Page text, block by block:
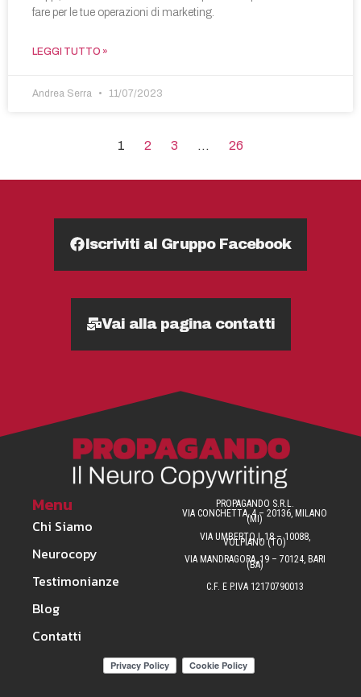
fare per le tue operazioni di marketing.
LEGGI TUTTO »
Andrea Serra 11/07/2023
1 2 3 … 26
Iscriviti al Gruppo Facebook
Vai alla pagina contatti
Menu
Chi Siamo
Neurocopy
Testimonianze
Blog
Contatti
PROPAGANDO S.R.L.
VIA CONCHETTA, 4 – 20136, MILANO
(MI)
VIA UMBERTO I, 18 – 10088,
VOLPIANO (TO)
VIA MANDRAGORA, 19 – 70124, BARI
(BA)
C.F. E P.IVA 12170790013